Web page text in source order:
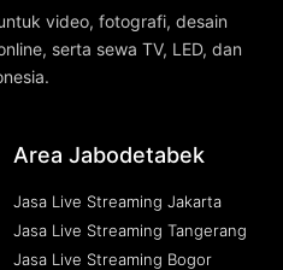
video, fotografi, desain
serta sewa TV, LED, dan
Area Jabodetabek
Jasa Live Streaming Jakarta
Jasa Live Streaming Tangerang
Jasa Live Streaming Bogor